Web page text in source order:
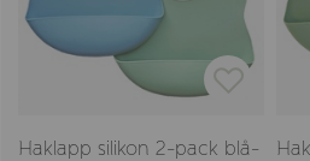
Haklapp silikon 2-pack blå-